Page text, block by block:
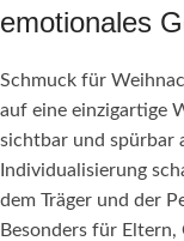
emotionales
Schmuck für
auf eine einzigartige
sichtbar und spürbar
Individualisierung
dem Träger und der
Besonders für